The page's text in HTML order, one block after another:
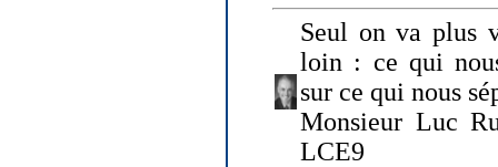
Seul on va plus
loin : ce qui
sur ce qui nous
Monsieur Luc
LCE9